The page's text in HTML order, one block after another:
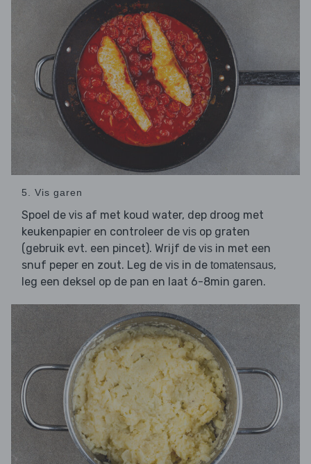
5. Vis garen
Spoel de vis af met koud water, dep droog met
keukenpapier en controleer de vis op graten
(gebruik evt. een pincet). Wrijf de vis in met een
snuf peper en zout. Leg de vis in de tomatensaus,
leg een deksel op de pan en laat 6-8min garen.